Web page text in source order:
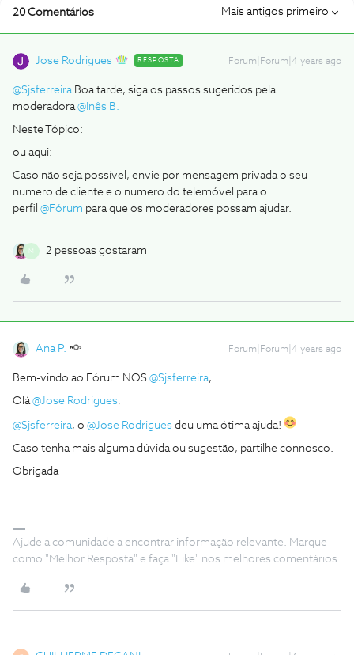
20 Comentários Mais antigos primeiro
Jose Rodrigues RESPOSTA Forum|Forum|4 years ago
@SjsferreiraBoa tarde, siga os passos sugeridos pela
moderadora@Inês B.
Neste Tópico:
ou aqui:
Caso não seja possível, envie por mensagem privada o seu
numero de cliente e o numero do telemóvel para o
perfil @Fórum para que os moderadores possam ajudar.
M 2 pessoas gostaram
Ana P. Forum|Forum|4 years ago
Bem-vindo ao Fórum NOS @Sjsferreira,
Olá@Jose Rodrigues,
@Sjsferreira, o @Jose Rodrigues deu uma ótima ajuda!
Caso tenha mais alguma dúvida ou sugestão, partilhe connosco.
Obrigada
Ajude a comunidade a encontrar informação relevante. Marque
como "Melhor Resposta" e faça "Like" nos melhores comentários.